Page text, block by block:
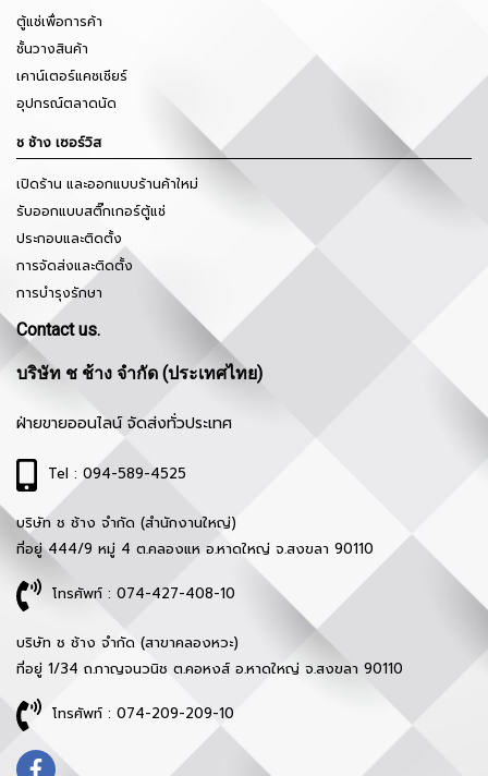
ตู้แช่เพื่อการค้า
ชั้นวางสินค้า
เคาน์เตอร์แคชเชียร์
อุปกรณ์ตลาดนัด
ช ช้าง เซอร์วิส
เปิดร้าน และออกแบบร้านค้าใหม่
รับออกแบบสติ๊กเกอร์ตู้แช่
ประกอบและติดตั้ง
การจัดส่งและติดตั้ง
การบำรุงรักษา
Contact us.
บริษัท ช ช้าง จำกัด (ประเทศไทย)
ฝ่ายขายออนไลน์ จัดส่งทั่วประเทศ
Tel : 094-589-4525
บริษัท ช ช้าง จำกัด (สำนักงานใหญ่)
ที่อยู่ 444/9 หมู่ 4 ต.คลองแห อ.หาดใหญ่ จ.สงขลา 90110
โทรศัพท์ : 074-427-408-10
บริษัท ช ช้าง จำกัด (สาขาคลองหวะ)
ที่อยู่ 1/34 ถ.กาญจนวนิช ต.คอหงส์ อ.หาดใหญ่ จ.สงขลา 90110
โทรศัพท์ : 074-209-209-10